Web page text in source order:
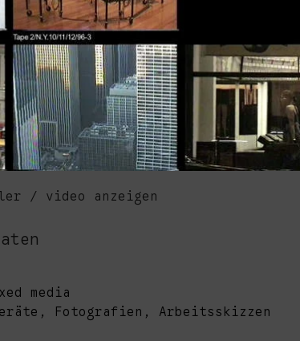
/ video anzeigen
media
Fotografien, Arbeitsskizzen